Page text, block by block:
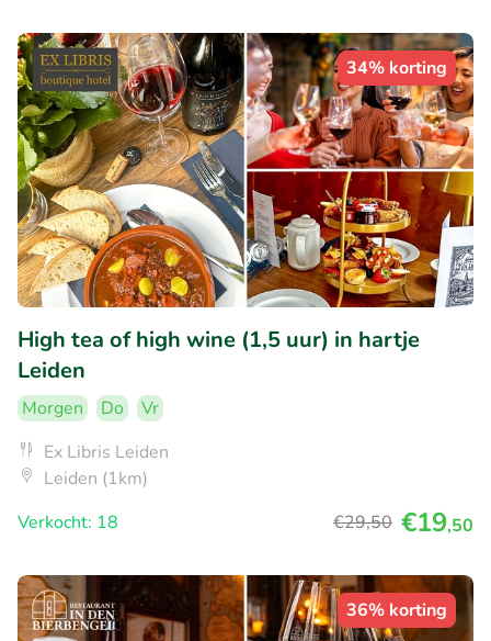
34% korting
High tea of high wine (1,5 uur) in hartje
Leiden
Morgen Do
Vr
Ex Libris Leiden
Leiden (1km)
Verkocht: 18
€29,50 €19,50
36% korting